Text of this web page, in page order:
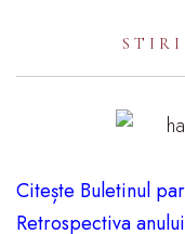
STIRI
Citește Buletinul
Retrospectiva